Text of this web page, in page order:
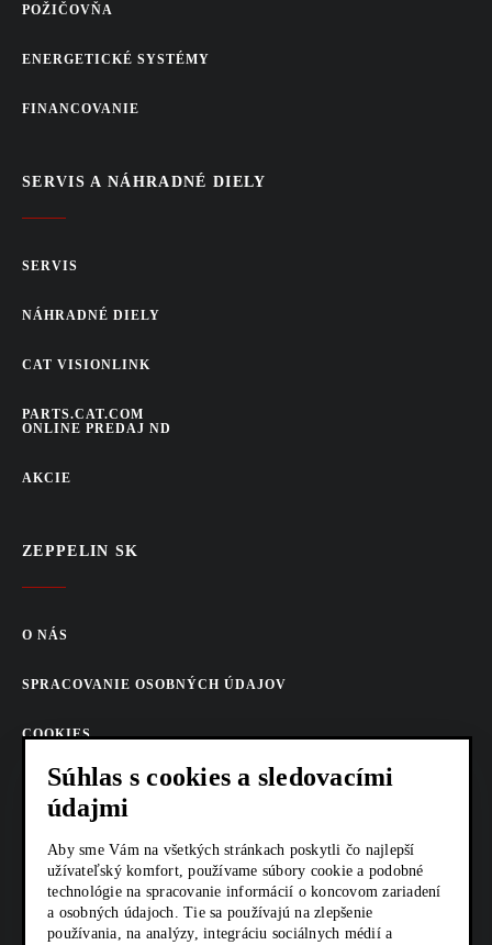
POŽIČOVŇA
ENERGETICKÉ SYSTÉMY
FINANCOVANIE
SERVIS A NÁHRADNÉ DIELY
SERVIS
NÁHRADNÉ DIELY
CAT VISIONLINK
PARTS.CAT.COM
ONLINE PREDAJ ND
AKCIE
ZEPPELIN SK
O NÁS
SPRACOVANIE OSOBNÝCH ÚDAJOV
COOKIES
AKTUALITY
Z SHOP
KONTAKTY
Súhlas s cookies a sledovacími
údajmi
Aby sme Vám na všetkých stránkach poskytli čo najlepší
užívateľský komfort, používame súbory cookie a podobné
technológie na spracovanie informácií o koncovom zariadení
a osobných údajoch. Tie sa používajú na zlepšenie
používania, na analýzy, integráciu sociálnych médií a